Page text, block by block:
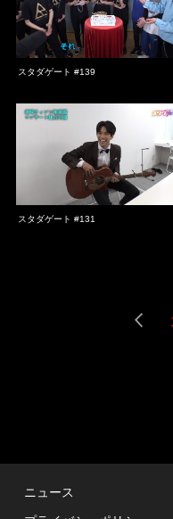
スタダゲート #139
スタダゲート #131
ニュース